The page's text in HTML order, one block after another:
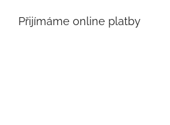
Přijímáme online platby